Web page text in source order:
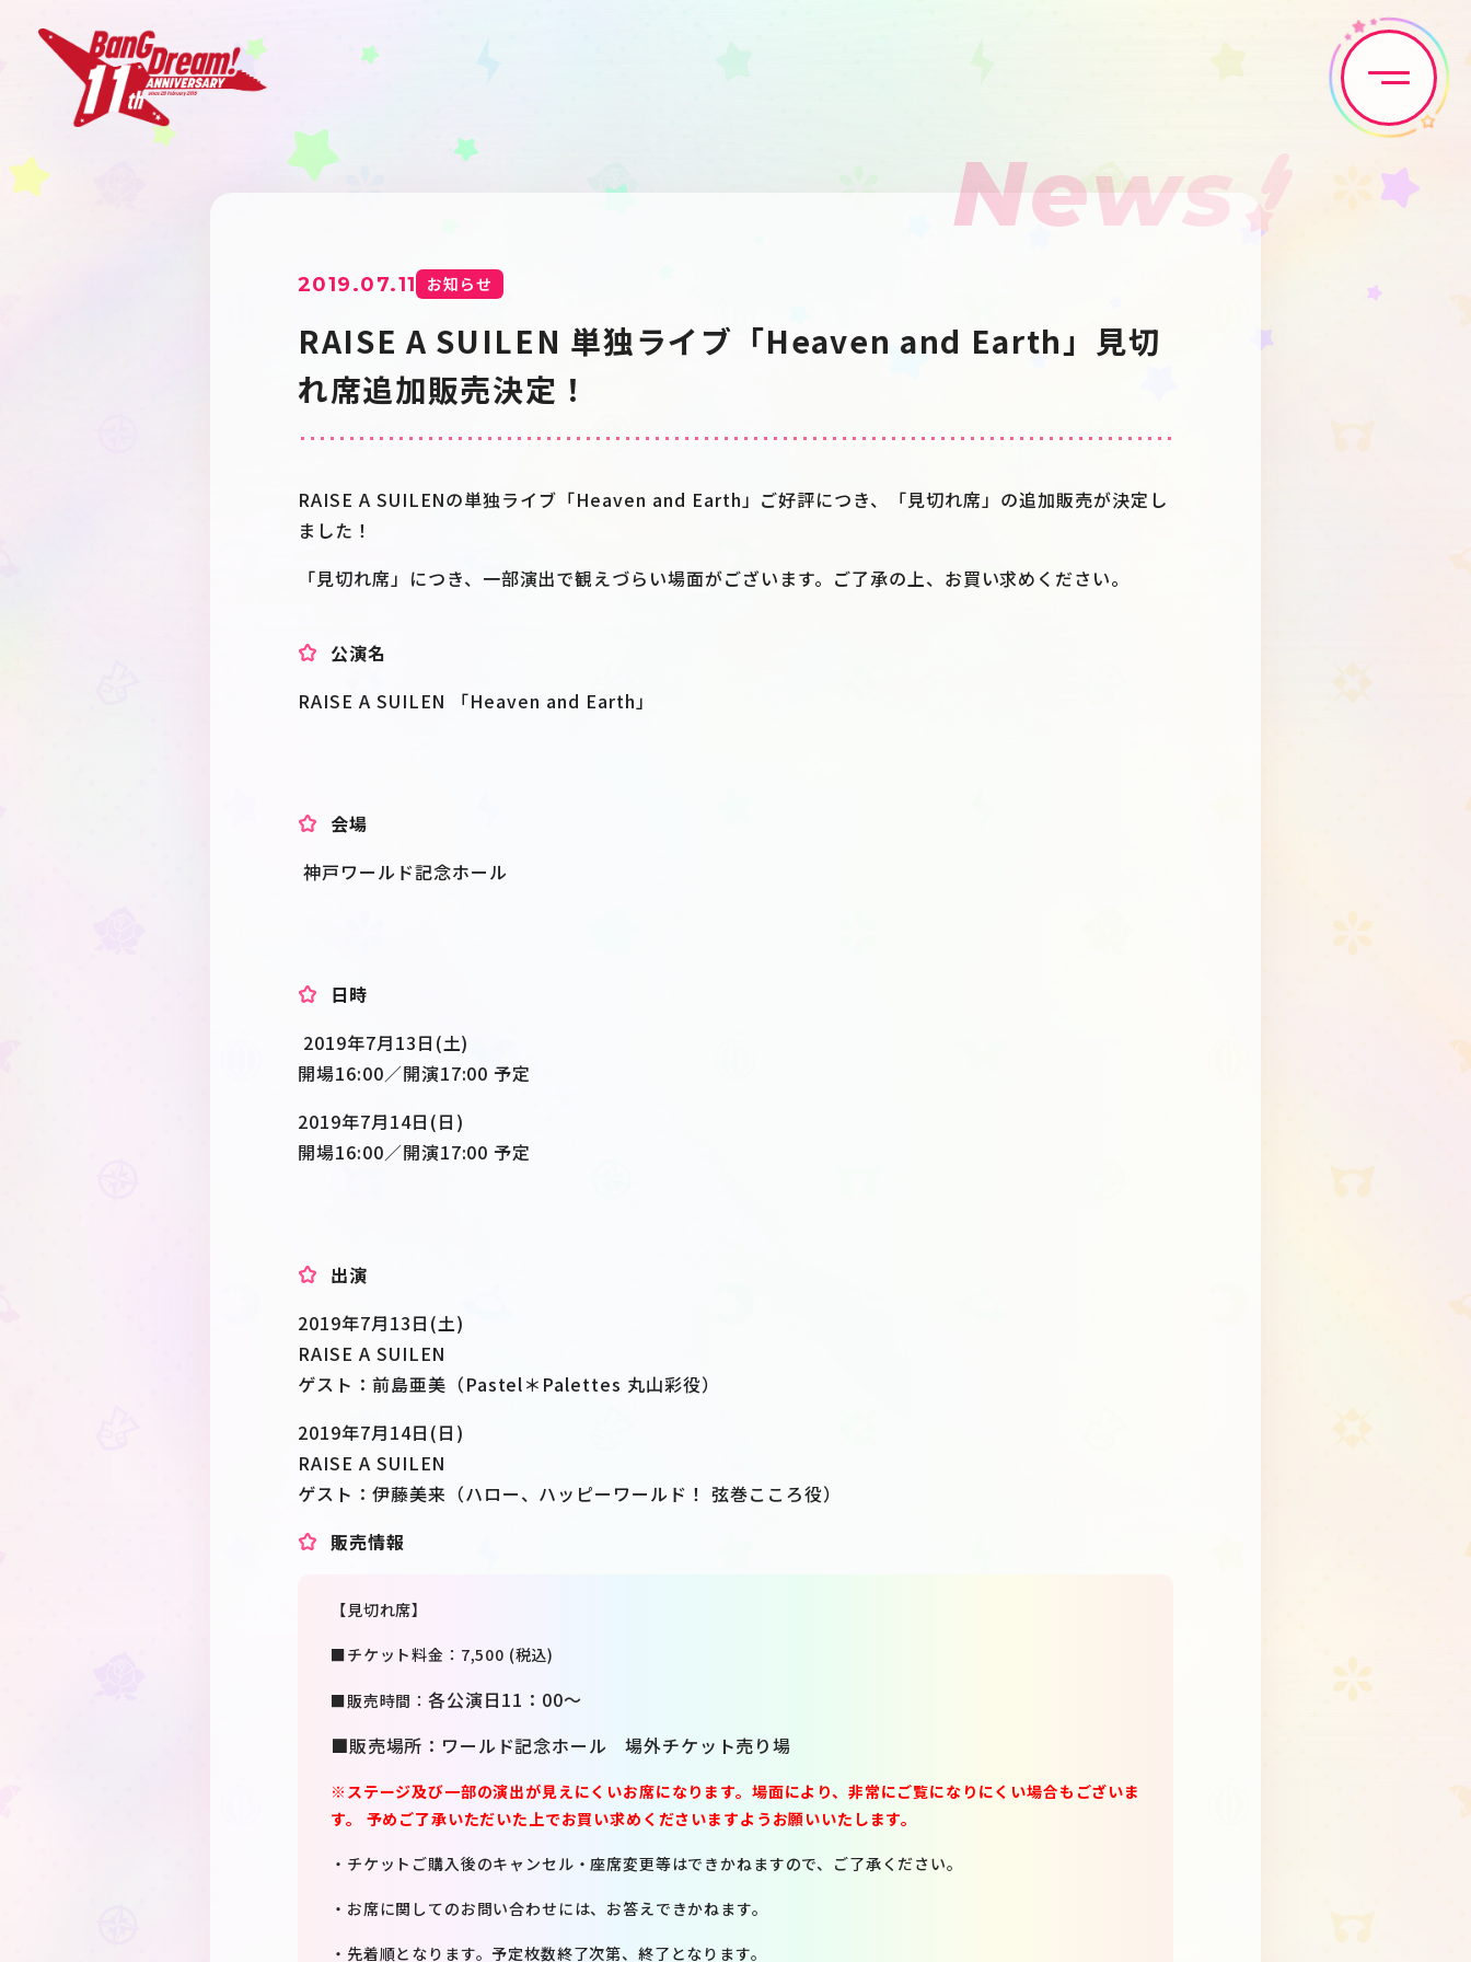
Home News
Artist Anime
Schedule
Goods
News
2019.07.11 お知らせ
RAISE A SUILEN 単独ライブ「Heaven and Earth」見切
れ席追加販売決定！
RAISE A SUILENの単独ライブ「Heaven and Earth」ご好評につき、「見切れ席」の追加販売が決定し
ました！
「見切れ席」につき、一部演出で観えづらい場面がございます。ご了承の上、お買い求めください。
公演名
RAISE A SUILEN 「Heaven and Earth」
会場
神戸ワールド記念ホール
日時
2019年7月13日(土)
開場16:00／開演17:00 予定
2019年7月14日(日)
開場16:00／開演17:00 予定
出演
2019年7月13日(土)
RAISE A SUILEN
ゲスト：前島亜美（Pastel＊Palettes 丸山彩役）
2019年7月14日(日)
RAISE A SUILEN
ゲスト：伊藤美来（ハロー、ハッピーワールド！ 弦巻こころ役）
販売情報
【見切れ席】
■チケット料金：7,500 (税込)
■販売時間：各公演日11：00～
■販売場所：ワールド記念ホール 場外チケット売り場
※ステージ及び一部の演出が見えにくいお席になります。場面により、非常にご覧になりにくい場合もございま
す。 予めご了承いただいた上でお買い求めくださいますようお願いいたします。
・チケットご購入後のキャンセル・座席変更等はできかねますので、ご了承ください。
・お席に関してのお問い合わせには、お答えできかねます。
・先着順となります。予定枚数終了次第、終了となります。